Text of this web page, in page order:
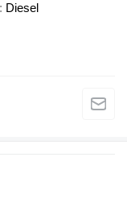
Diesel